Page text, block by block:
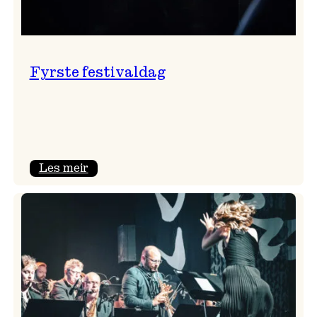
Fyrste festivaldag
Les meir: